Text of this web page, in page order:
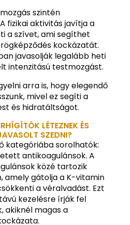
szintén
fizikai aktivitás javítja a
a szívet, ami segíthet
kockázatát.
javasolják legalább heti
intenzitású testmozgást.
arra is, hogy elegendő
mivel ez segíti a
és hidratáltságot.
LÉTEZNEK ÉS
SZEDNI?
kategóriába sorolhatók:
antikoagulánsok. A
közé tartozik
amely gátolja a K-vitamin
a véralvadást. Ezt
kezelésre írják fel
akiknél magas a